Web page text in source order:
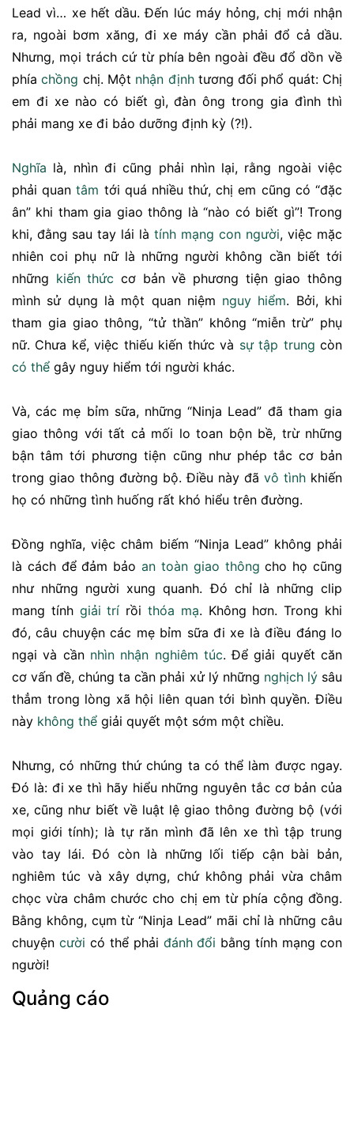
Lead vì… xe hết dầu. Đến lúc máy hỏng, chị mới nhận
ra, ngoài bơm xăng, đi xe máy cần phải đổ cả dầu.
Nhưng, mọi trách cứ từ phía bên ngoài đều đổ dồn về
phíachồng chị. Một nhận địnhtương đối phổ quát: Chị
em đi xe nào có biết gì, đàn ông trong gia đình thì
phải mang xe đi bảo dưỡng định kỳ (?!).
Nghĩa là, nhìn đi cũng phải nhìn lại, rằng ngoài việc
phải quantâm tới quá nhiều thứ, chị em cũng có “đặc
ân” khi tham gia giao thông là “nào có biết gì”! Trong
khi, đằng sau tay lái là tính mạng con người, việc mặc
nhiên coi phụ nữ là những người không cần biết tới
những kiến thức cơ bản về phương tiện giao thông
mình sử dụng là một quan niệm nguy hiểm. Bởi, khi
tham gia giao thông, “tử thần” không “miễn trừ” phụ
nữ. Chưa kể, việc thiếu kiến thức và sự tập trung còn
có thể gây nguy hiểm tới người khác.
Và, các mẹ bỉm sữa, những “Ninja Lead” đã tham gia
giao thông với tất cả mối lo toan bộn bề, trừ những
bận tâm tới phương tiện cũng như phép tắc cơ bản
trong giao thông đường bộ. Điều này đã vô tình khiến
họ có những tình huống rất khó hiểu trên đường.
Đồng nghĩa, việc châm biếm “Ninja Lead” không phải
là cách để đảm bảoan toàn giao thông cho họ cũng
như những người xung quanh. Đó chỉ là những clip
mang tính giải trí rồithóa mạ. Không hơn. Trong khi
đó, câu chuyện các mẹ bỉm sữa đi xe là điều đáng lo
ngại và cần nhìn nhận nghiêm túc. Để giải quyết căn
cơ vấn đề, chúng ta cần phải xử lý những nghịch lýsâu
thẳm trong lòng xã hội liên quan tới bình quyền. Điều
này không thể giải quyết một sớm một chiều.
Nhưng, có những thứ chúng ta có thể làm được ngay.
Đó là: đi xe thì hãy hiểu những nguyên tắc cơ bản của
xe, cũng như biết về luật lệ giao thông đường bộ (với
mọi giới tính); là tự răn mình đã lên xe thì tập trung
vào tay lái. Đó còn là những lối tiếp cận bài bản,
nghiêm túc và xây dựng, chứ không phải vừa châm
chọc vừa châm chước cho chị em từ phía cộng đồng.
Bằng không, cụm từ “Ninja Lead” mãi chỉ là những câu
chuyện cười có thể phải đánh đổi bằng tính mạng con
người!
Quảng cáo